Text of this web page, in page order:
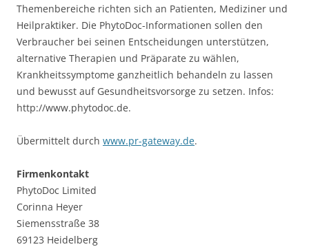
Themenbereiche richten sich an Patienten, Mediziner und
Heilpraktiker. Die PhytoDoc-Informationen sollen den
Verbraucher bei seinen Entscheidungen unterstützen,
alternative Therapien und Präparate zu wählen,
Krankheitssymptome ganzheitlich behandeln zu lassen
und bewusst auf Gesundheitsvorsorge zu setzen. Infos:
http://www.phytodoc.de.
Übermittelt durch www.pr-gateway.de.
Firmenkontakt
PhytoDoc Limited
Corinna Heyer
Siemensstraße 38
69123 Heidelberg